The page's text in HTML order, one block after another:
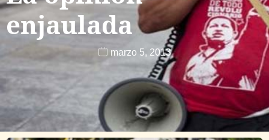
enjaulada
marzo 5, 2013